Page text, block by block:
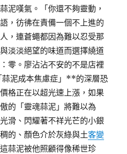
泥嘆氣。「你還不夠靈動，
，彷彿在責備一個不上進的
，連蒼蠅都因為難以忍受那
淡淡絕望的味道而選擇繞道
零。廖沾沾不安的不是店裡
泥成本焦慮症」**的深層恐
格正在以超光速上漲，如果
的「靈魂蒜泥」將難以為
滑、閃耀著不祥光芒的小銀
的、顏色介於灰綠與土客變
蒜泥被他照顧得像稀世珍